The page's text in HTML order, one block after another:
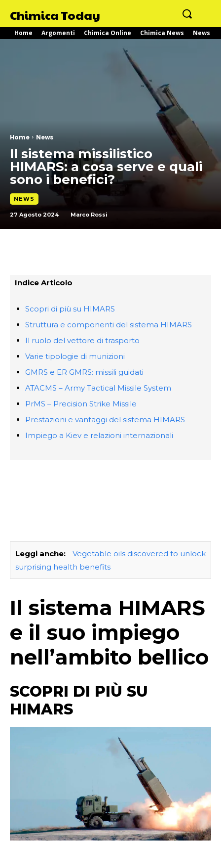
Chimica Today
Home Argomenti Chimica Online Chimica News News
Home News
Il sistema missilistico
HIMARS: a cosa serve e quali
sono i benefici?
NEWS
27 Agosto 2024 Marco Rossi
Indice Articolo
Scopri di più su HIMARS
Struttura e componenti del sistema HIMARS
Il ruolo del vettore di trasporto
Varie tipologie di munizioni
GMRS e ER GMRS: missili guidati
ATACMS – Army Tactical Missile System
PrMS – Precision Strike Missile
Prestazioni e vantaggi del sistema HIMARS
Impiego a Kiev e relazioni internazionali
Leggi anche:
Vegetable oils discovered to unlock
surprising health benefits
Il sistema HIMARS
e il suo impiego
nell’ambito bellico
SCOPRI DI PIÙ SU
HIMARS